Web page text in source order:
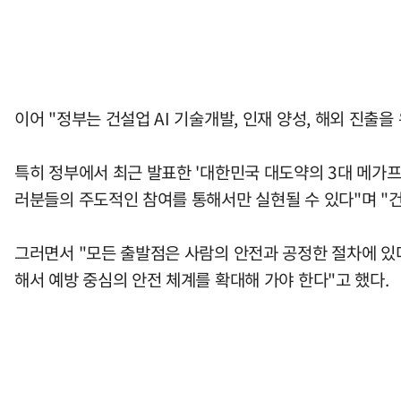
이어 "정부는 건설업 AI 기술개발, 인재 양성, 해외 진출
특히 정부에서 최근 발표한 '대한민국 대도약의 3대 메가
러분들의 주도적인 참여를 통해서만 실현될 수 있다"며 "
그러면서 "모든 출발점은 사람의 안전과 공정한 절차에
해서 예방 중심의 안전 체계를 확대해 가야 한다"고 했다.